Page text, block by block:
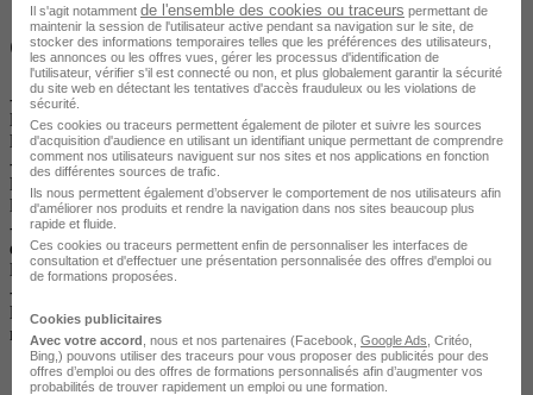
Objectifs
- A l 'issue du module l'apprenant sera capable de procéder à
l'enregistrement des passagers en accord avec les règles de sûreté
liées au transport aérien
- A l 'issue du module l'apprenant sera capable de procéder à
l'embarquement des passagers en accord avec les règles de sûreté
liées au transport aérien
- A l 'issue du module l'apprenant sera capable d'anticiper les
différents problèmes pouvant intervenir lors de l'enregistrement et
l'embarquement d'un vol
- A l 'issue du module l'apprenant sera capable de mettre en oeuvre
les procédures de sécurité et de sûreté liés aux transports de
marchandises dangereuses
Il s'agit notamment de l'ensemble des cookies ou traceurs permettant de
maintenir la session de l'utilisateur active pendant sa navigation sur le site, de
stocker des informations temporaires telles que les préférences des utilisateurs,
les annonces ou les offres vues, gérer les processus d'identification de
l'utilisateur, vérifier s'il est connecté ou non, et plus globalement garantir la sécurité
du site web en détectant les tentatives d'accès frauduleux ou les violations de
sécurité.
Ces cookies ou traceurs permettent également de piloter et suivre les sources
d'acquisition d'audience en utilisant un identifiant unique permettant de comprendre
comment nos utilisateurs naviguent sur nos sites et nos applications en fonction
des différentes sources de trafic.
Ils nous permettent également d’observer le comportement de nos utilisateurs afin
d'améliorer nos produits et rendre la navigation dans nos sites beaucoup plus
rapide et fluide.
Ces cookies ou traceurs permettent enfin de personnaliser les interfaces de
consultation et d'effectuer une présentation personnalisée des offres d'emploi ou
de formations proposées.
Cookies publicitaires
Avec votre accord , nous et nos partenaires (Facebook, Google Ads , Critéo,
Bing,) pouvons utiliser des traceurs pour vous proposer des publicités pour des
offres d’emploi ou des offres de formations personnalisés afin d’augmenter vos
probabilités de trouver rapidement un emploi ou une formation.